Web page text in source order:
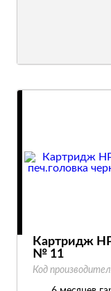
Картридж
№ 11
Код